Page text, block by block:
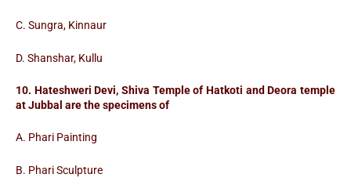
C. Sungra, Kinnaur
D. Shanshar, Kullu
10. Hateshweri Devi, Shiva Temple of Hatkoti and Deora temple
at Jubbal are the specimens of
A. Phari Painting
B. Phari Sculpture